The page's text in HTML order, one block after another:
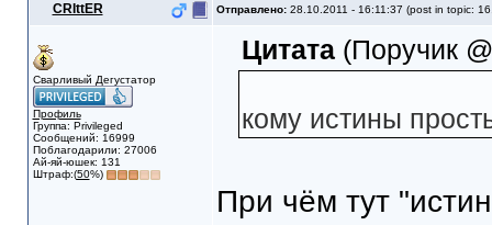
CRIttER Отправлено: 28.10.2011 - 16:11:37 (post in topic:
Сварливый Дегустатор
Профиль
Группа: Privileged
Сообщений: 16999
Поблагодарили: 27006
Ай-яй-юшек: 131
Штраф:(50%)
Цитата(Поручик
кому истины
При чём тут